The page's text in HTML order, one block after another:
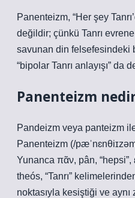
Panenteizm, “Her şey
değildir; çünkü Tanrı evrene
savunan din felsefesindeki
“bipolar Tanrı anlayışı” da
Panenteizm
Pandeizm veya panteizm ile
Panenteizm (/
Yunanca πᾶν, pân, “hepsi”,
theós, “Tanrı”
noktasıyla kesiştiği ve